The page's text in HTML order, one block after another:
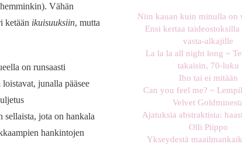
Vähän
ketään ikuisuuksiin, mutta
on runsaasti
junalla pääsee
jota on hankala
hankintojen
Niin kauan kuin minulla on
Ensi kertaa
vasta-alkajille
La la la all night long ~
takaisin, 70-luku
Iho tai ei mitään
Can you feel me? ~
Velvet
Ajatuksia abstraktista:
Olli Piippo
Ykseydestä